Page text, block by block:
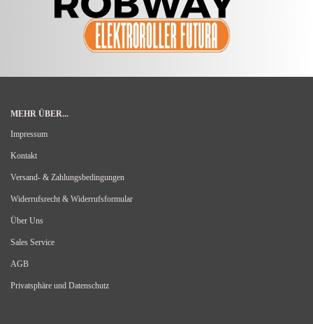
MEHR ÜBER...
Impressum
Kontakt
Versand- & Zahlungsbedingungen
Widerrufsrecht & Widerrufsformular
Über Uns
Sales Service
AGB
Privatsphäre und Datenschutz